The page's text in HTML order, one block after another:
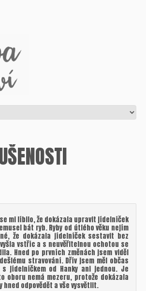
se mi líbilo, že dokázala upravit jídelníček
bát ryb. Ryby od útlého věku nejím
že dokázala jídelníček sestavit bez
vstříc a s neuvěřitelnou ochotou se
Hned po prvních změnách jsem viděl
stravování. Dřív jsem měl občas
jídelníčkem od Hanky ani jednou. Je
oboru nemá mezeru, protože dokázala
hned odpovědět a vše vysvětlit.